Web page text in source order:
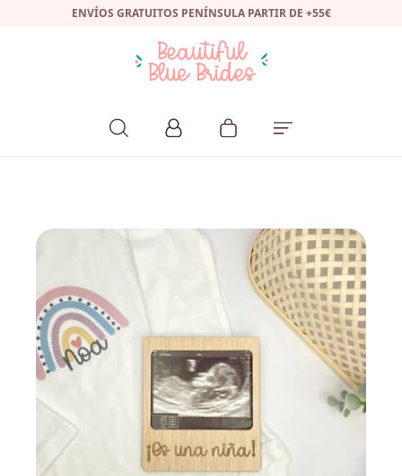
ENVÍOS GRATUITOS PENÍNSULA PARTIR DE +55€